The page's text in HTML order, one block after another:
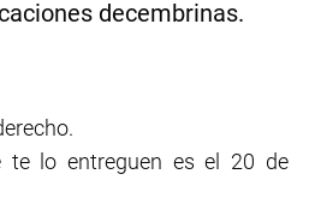
decembrinas.
te lo entreguen es el 20 de